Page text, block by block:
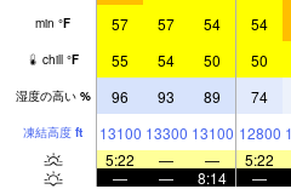
min °F 57 57 54 54
chill °F 55 54 50 50
湿度の高い % 96 93 89 74
凍結高度 ft 13100 13300 13100 12800
5:22
— — 5:22
—
— 8:14 —